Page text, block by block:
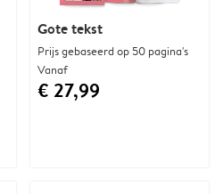
Gote tekst
Prijs gebaseerd op 50 pagina's
Vanaf
€ 27,99